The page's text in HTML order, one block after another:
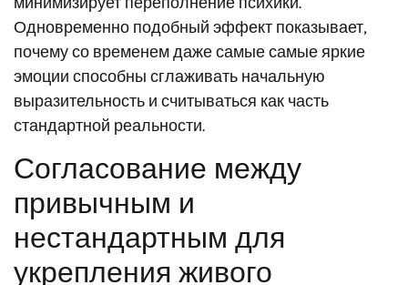
Одновременно подобный эффект показывает,
почему со временем даже самые самые яркие
эмоции способны сглаживать начальную
выразительность и считываться как часть
стандартной реальности.
Согласование между
привычным и
нестандартным для
укрепления живого